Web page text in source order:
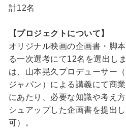
計12名
【プロジェクトについて】
オリジナル映画の企画書・脚
る一次選考にて12名を選出し
は、山本晃久プロデューサー
ジャパン）による講義にて商
にあたり、必要な知識や考え
シュアップした企画書を提出
可）。